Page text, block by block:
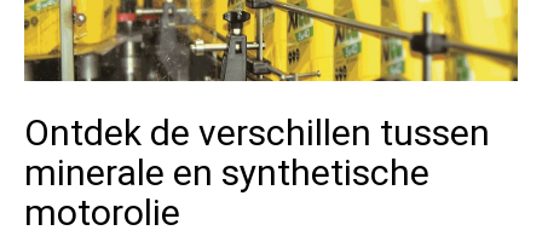
Ontdek de verschillen tussen
minerale en synthetische
motorolie